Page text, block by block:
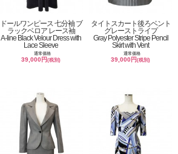
ドールワンピース 七分袖 ブ
ラックベロア レース袖
A-line Black Velour Dress with
Lace Sleeve
通常価格
39,000円(税別)
タイトスカート後ろベント
グレーストライプ
Gray Polyester Stripe Pencil
Skirt with Vent
通常価格
39,000円(税別)